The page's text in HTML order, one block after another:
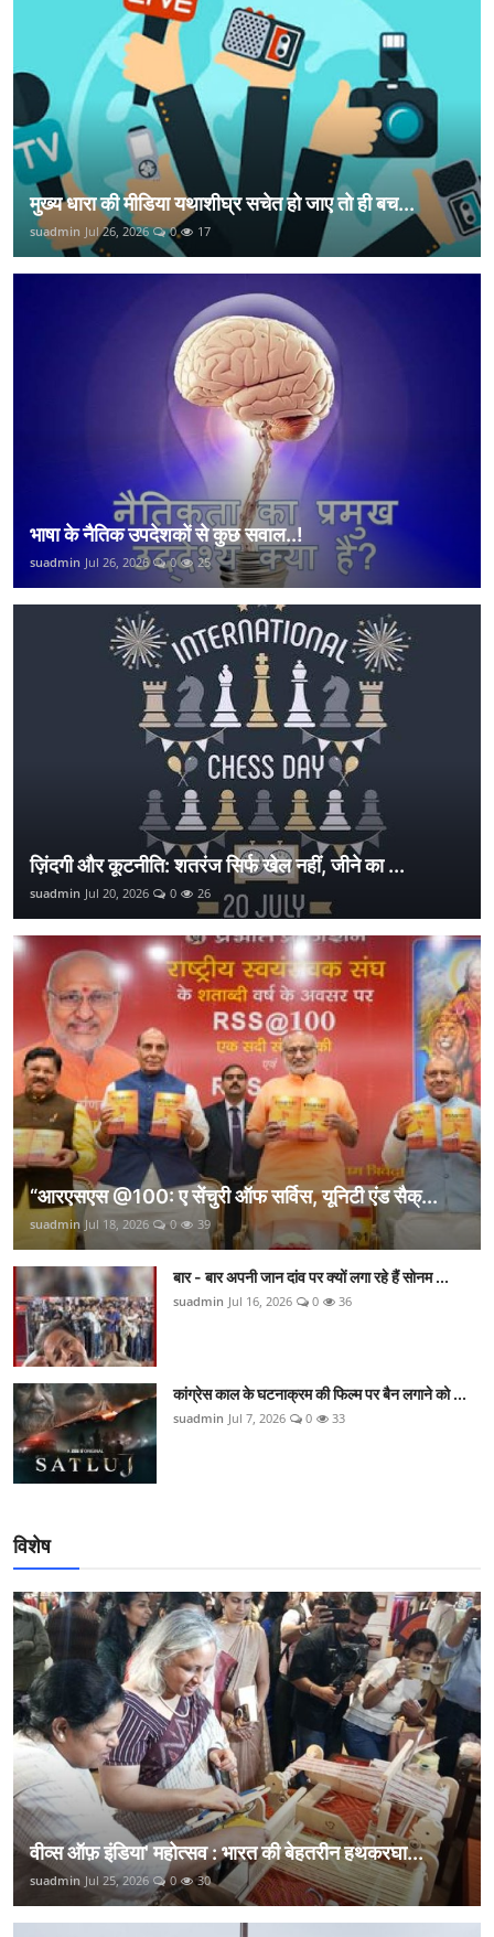
मुख्य धारा की मीडिया यथाशीघ्र सचेत हो जाए तो ही बच...
suadmin Jul 26, 2026 0 17
भाषा के नैतिक उपदेशकों से कुछ सवाल..!
suadmin Jul 26, 2026 0 25
ज़िंदगी और कूटनीति: शतरंज सिर्फ खेल नहीं, जीने का ...
suadmin Jul 20, 2026 0 26
“आरएसएस @100: ए सेंचुरी ऑफ सर्विस, यूनिटी एंड सैक्...
suadmin Jul 18, 2026 0 39
बार - बार अपनी जान दांव पर क्यों लगा रहे हैं सोनम ...
suadmin Jul 16, 2026 0 36
कांग्रेस काल के घटनाक्रम की फिल्म पर बैन लगाने को ...
suadmin Jul 7, 2026 0 33
विशेष
वीव्स ऑफ़ इंडिया' महोत्सव : भारत की बेहतरीन हथकरघा...
suadmin Jul 25, 2026 0 30